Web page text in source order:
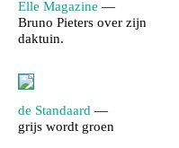
Elle Magazine —
Bruno Pieters over zijn
daktuin.
de Standaard —
grijs wordt groen